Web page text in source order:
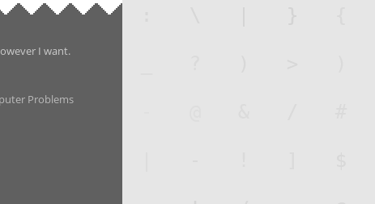
I want.
Problems